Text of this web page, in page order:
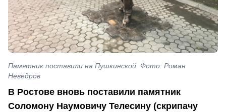
Памятник поставили на Пушкинской. Фото: Роман
Неведров
В Ростове вновь поставили памятник
Соломону Наумовичу Телесину (скрипачу